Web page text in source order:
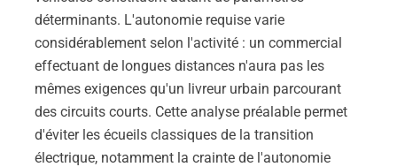
déterminants. L'autonomie requise varie
considérablement selon l'activité : un commercial
effectuant de longues distances n'aura pas les
mêmes exigences qu'un livreur urbain parcourant
des circuits courts. Cette analyse préalable permet
d'éviter les écueils classiques de la transition
électrique, notamment la crainte de l'autonomie